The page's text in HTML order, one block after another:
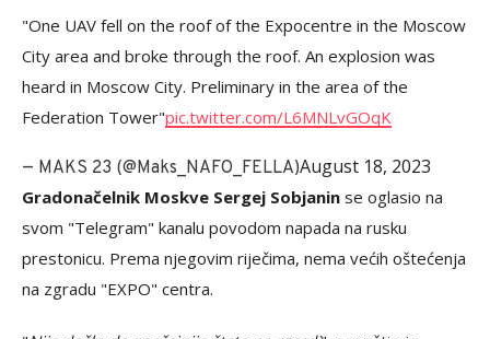
"One UAV fell on the roof of the Expocentre in the Moscow
City area and broke through the roof. An explosion was
heard in Moscow City. Preliminary in the area of ​​the
Federation Tower"pic.twitter.com/L6MNLvGOqK
— MAKS 23 (@Maks_NAFO_FELLA)August 18, 2023
Gradonačelnik Moskve Sergej Sobjanin se oglasio na
svom "Telegram" kanalu povodom napada na rusku
prestonicu. Prema njegovim riječima, nema većih oštećenja
na zgradu "EXPO" centra.